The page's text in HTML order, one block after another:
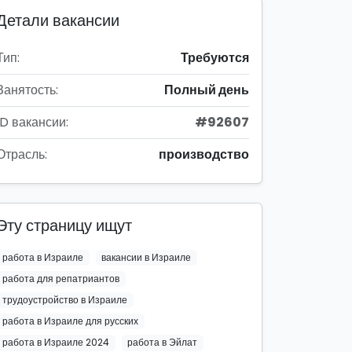
вакансии
Требуются
Полный день
вакансии:
#92607
производство
страницу ищут
работа в Израиле
вакансии в Израиле
работа для репатриантов
трудоустройство в Израиле
работа в Израиле для русских
работа в Израиле 2024
работа в Эйлат